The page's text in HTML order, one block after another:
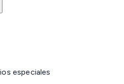
especiales